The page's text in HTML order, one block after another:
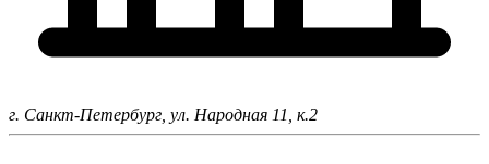
г. Санкт-Петербург, ул. Народная 11, к.2